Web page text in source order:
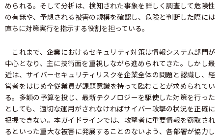
められる。そして分析は、検知された事象を詳しく調査して危険性
の有無や、予想される被害の規模を確認し、危険と判断した際には
直ちに対策実行を指示する役割を担っている。
これまで、企業におけるセキュリティ対策は情報システム部門が
中心となり、主に技術面を重視しながら進められてきた。しかし最
近は、サイバーセキュリティリスクを企業全体の問題と認識し、経
営者をはじめ全従業員が課題意識を持って臨むことが求められてい
る。多額の予算を投じ、最新テクノロジーを駆使した対策を行った
としても、適切な運用がされなければサイバー攻撃の状況を正確に
把握できない。本ガイドラインでは、攻撃者に重要情報を窃取され
るといった重大な被害に発展することのないよう、各部署が協力し